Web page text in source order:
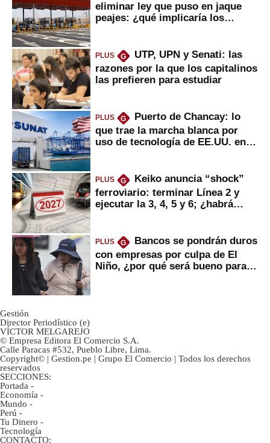
eliminar ley que puso en jaque
peajes: ¿qué implicaría los
PLUS G
UTP, UPN y Senati: las
razones por la que los capitalinos
las prefieren para estudiar
PLUS G
Puerto de Chancay: lo
que trae la marcha blanca por
uso de tecnología de EE.UU. en
PLUS G
Keiko anuncia “shock”
ferroviario: terminar Línea 2 y
ejecutar la 3, 4, 5 y 6; ¿habrá
PLUS G
Bancos se pondrán duros
con empresas por culpa de El
Niño, ¿por qué será bueno para
Gestión
Director Periodístico (e)
VÍCTOR MELGAREJO
© Empresa Editora El Comercio S.A.
Calle Paracas #532, Pueblo Libre, Lima.
Copyright© | Gestion.pe | Grupo El Comercio | Todos los derechos
reservados
SECCIONES:
Portada -
Economía -
Mundo -
Perú -
Tu Dinero -
Tecnología
CONTACTO: